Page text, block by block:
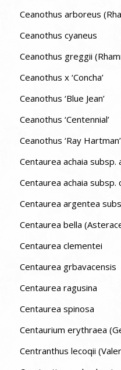
Ceanothus arboreus
Ceanothus cyaneus
Ceanothus greggii
Ceanothus x ‘Concha’
Ceanothus ‘Blue Jean’
Ceanothus ‘Centennial’
Ceanothus ‘Ray Hartman’
Centaurea achaia subsp.
Centaurea achaia subsp.
Centaurea argentea
Centaurea bella
Centaurea clementei
Centaurea grbavacensis
Centaurea ragusina
Centaurea spinosa
Centaurium erythraea
Centranthus lecoqii